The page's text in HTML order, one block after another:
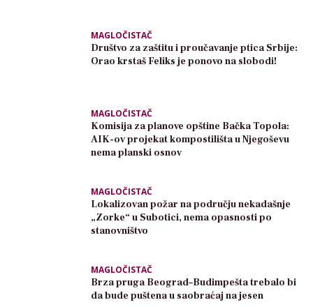
MAGLOČISTAČ
Društvo za zaštitu i proučavanje ptica Srbije:
Orao krstaš Feliks je ponovo na slobodi!
MAGLOČISTAČ
Komisija za planove opštine Bačka Topola:
AIK-ov projekat kompostilišta u Njegoševu
nema planski osnov
MAGLOČISTAČ
Lokalizovan požar na području nekadašnje
„Zorke“ u Subotici, nema opasnosti po
stanovništvo
MAGLOČISTAČ
Brza pruga Beograd–Budimpešta trebalo bi
da bude puštena u saobraćaj na jesen